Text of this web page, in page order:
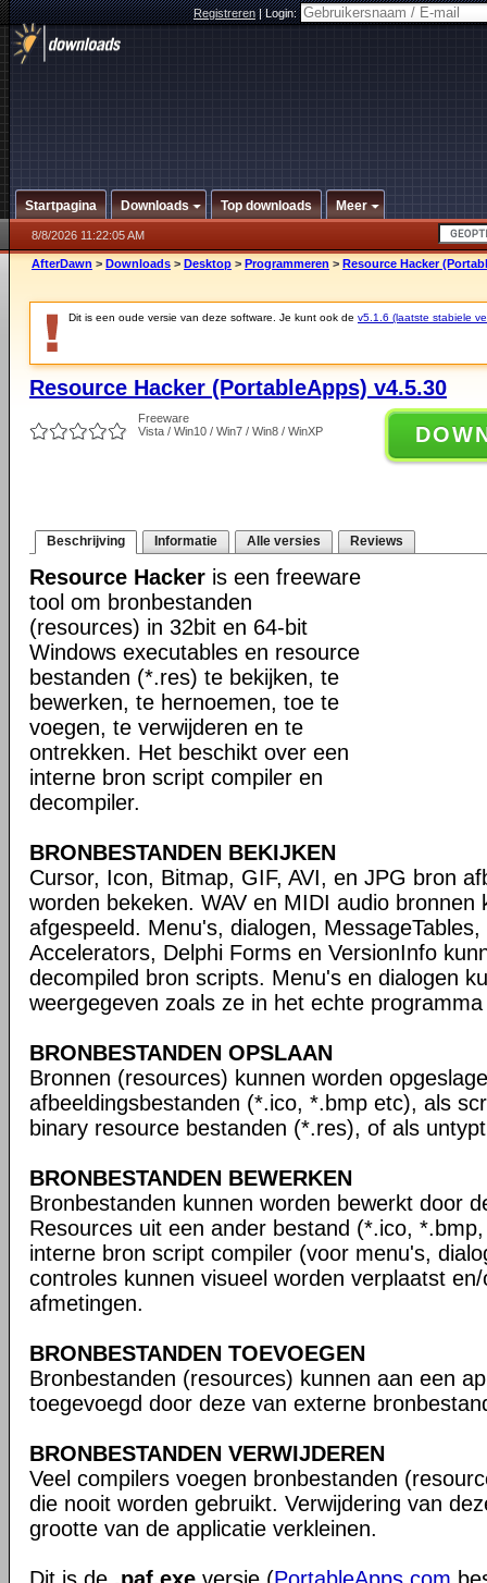
Registreren|Login:
Startpagina Downloads Top downloads Meer
8/8/2026 11:22:05 AM
AfterDawn > Downloads > Desktop > Programmeren > Resource Hacker
Dit is een oude versie van deze software. Je kunt ook de v5.1.6 (laatste stabiele
Resource Hacker (PortableApps) v4.5.30
Freeware
Vista / Win10 / Win7 / Win8 / WinXP
Beschrijving Informatie Alle versies Reviews
Resource Hacker is een freeware
tool om bronbestanden
(resources) in 32bit en 64-bit
Windows executables en resource
bestanden (*.res) te bekijken, te
bewerken, te hernoemen, toe te
voegen, te verwijderen en te
ontrekken. Het beschikt over een
interne bron script compiler en
decompiler.
BRONBESTANDEN BEKIJKEN
Cursor, Icon, Bitmap, GIF, AVI, en JPG bron
worden bekeken. WAV en MIDI audio bronnen
afgespeeld. Menu's, dialogen, MessageTables,
Accelerators, Delphi Forms en VersionInfo
decompiled bron scripts. Menu's en dialogen
weergegeven zoals ze in het echte
BRONBESTANDEN OPSLAAN
Bronnen (resources) kunnen worden
afbeeldingsbestanden (*.ico, *.bmp etc), als
binary resource bestanden (*.res), of als
BRONBESTANDEN BEWERKEN
Bronbestanden kunnen worden bewerkt door
Resources uit een ander bestand (*.ico,
interne bron script compiler (voor menu's,
controles kunnen visueel worden verplaatst
afmetingen.
BRONBESTANDEN TOEVOEGEN
Bronbestanden (resources) kunnen aan een
toegevoegd door deze van externe
BRONBESTANDEN VERWIJDEREN
Veel compilers voegen bronbestanden
die nooit worden gebruikt. Verwijdering van
grootte van de applicatie verkleinen.